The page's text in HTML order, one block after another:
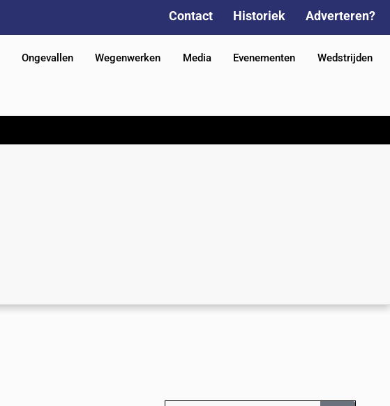
Contact Historiek Adverteren?
Ongevallen Wegenwerken Media Evenementen Wedstrijden